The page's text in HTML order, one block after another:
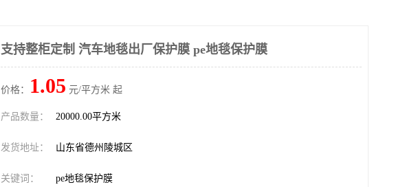
支持整柜定制 汽车地毯出厂保护膜 pe地毯保护膜
价格： 1.05 元/平方米 起
产品数量： 20000.00平方米
发货地址： 山东省德州陵城区
关键词： pe地毯保护膜